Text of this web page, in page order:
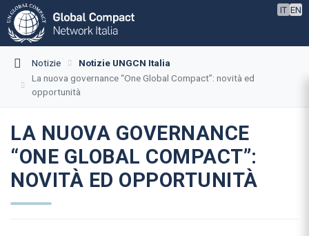
IT EN
Notizie
Notizie UNGCN Italia
La nuova governance “One Global Compact”: novità ed
opportunità
LA NUOVA GOVERNANCE
“ONE GLOBAL COMPACT”:
NOVITÀ ED OPPORTUNITÀ